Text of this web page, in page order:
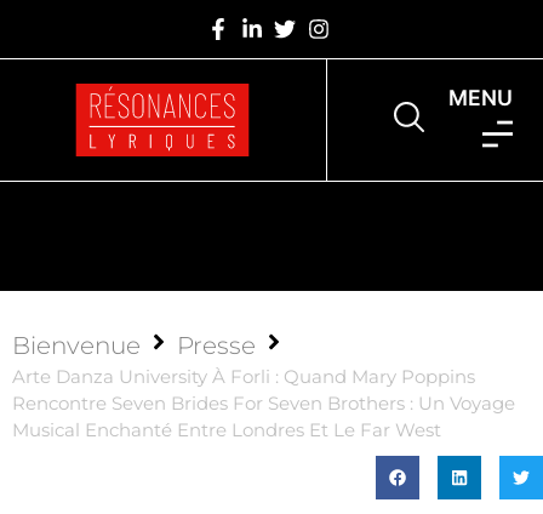
MENU
Bienvenue Presse
Arte Danza University À Forli : Quand Mary Poppins
Rencontre Seven Brides For Seven Brothers : Un Voyage
Musical Enchanté Entre Londres Et Le Far West